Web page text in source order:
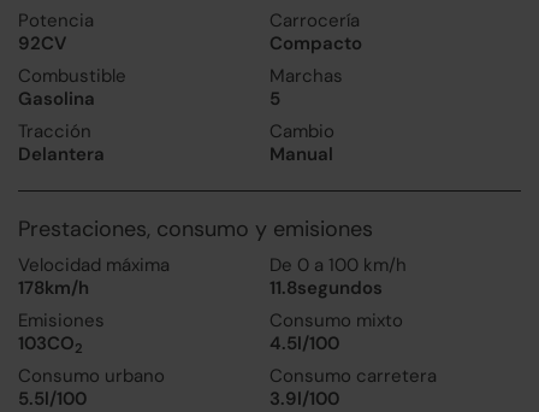
Potencia
92CV
Carrocería
Compacto
Combustible
Gasolina
Marchas
5
Tracción
Delantera
Cambio
Manual
Prestaciones, consumo y emisiones
Velocidad máxima
178km/h
De 0 a 100 km/h
11.8segundos
Emisiones
103CO2
Consumo mixto
4.5l/100
Consumo urbano
5.5l/100
Consumo carretera
3.9l/100